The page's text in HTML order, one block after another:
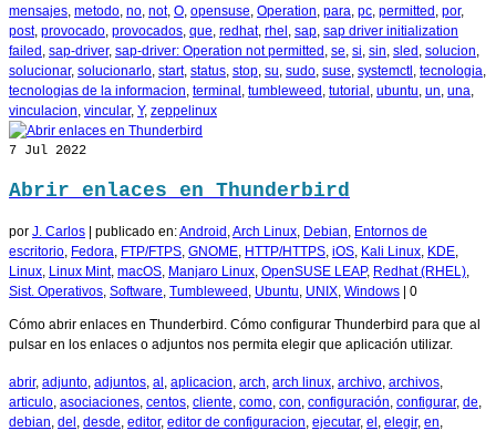
mensajes, metodo, no, not, O, opensuse, Operation, para, pc, permitted , por,
post, provocado, provocados, que, redhat, rhel , sap, sap driver initialization
failed , sap-driver, sap-driver: Operation not permitted , se, si, sin, sled , solucion,
solucionar, solucionarlo, start, status, stop, su, sudo, suse, systemctl , tecnologia,
tecnologias de la informacion, terminal , tumbleweed , tutorial , ubuntu, un, una,
vinculacion, vincular, Y, zeppelinux
7 Jul 2022
Abrir enlaces en Thunderbird
por J. Carlos | publicado en:Android Arch Linux Debian Entornos de
escritorio Fedora FTP/FTPS GNOME HTTP/HTTPS iOS Kali Linux KDE
Linux Linux Mint, macOS Manjaro Linux OpenSUSE LEAP, Redhat (RHEL)
Sist. Operativos Software Tumbleweed Ubuntu UNIX Windows | 0
Cómo abrir enlaces en Thunderbird. Cómo configurar Thunderbird para que al
pulsar en los enlaces o adjuntos nos permita elegir que aplicación utilizar.
abrir, adjunto adjuntos al aplicacion arch arch linux archivo archivos
articulo asociaciones centos cliente como con configuración configurar, de
debian del desde editor, editor de configuracion ejecutar, el elegir, en